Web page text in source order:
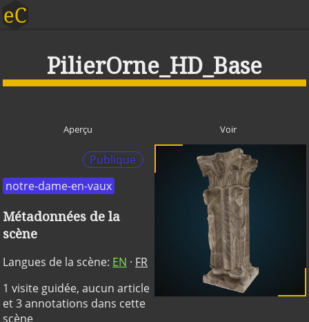
PilierOrne_HD_Base
Aperçu Voir
Publique
notre-dame-en-vaux
Métadonnées de la
scène
Langues de la scène: EN · FR
1 visite guidée, aucun article
et 3 annotations dans cette
scène